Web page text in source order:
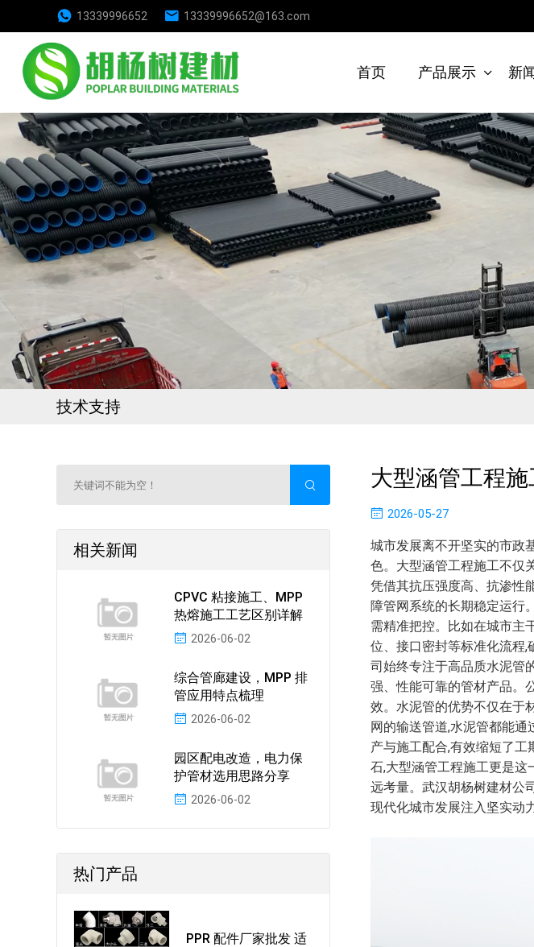
13339996652 13339996652@163.com
首页 产品展示 新
技术支持
相关新闻
CPVC 粘接施工、MPP
热熔施工工艺区别详解
2026-06-02
综合管廊建设，MPP 排
管应用特点梳理
2026-06-02
园区配电改造，电力保
护管材选用思路分享
2026-06-02
热门产品
PPR 配件厂家批发 适
大型涵管工程
2026-05-27
城市发展离不开坚实的市政
色。大型涵管工程施工不仅
凭借其抗压强度高、抗渗性
障管网系统的长期稳定运行
需精准把控。比如在城市主
位、接口密封等标准化流程,
司始终专注于高品质水泥管
强、性能可靠的管材产品。
效。水泥管的优势不仅在于
网的输送管道,水泥管都能
产与施工配合,有效缩短了
石,大型涵管工程施工更是
远考量。武汉胡杨树建材公
现代化城市发展注入坚实动力